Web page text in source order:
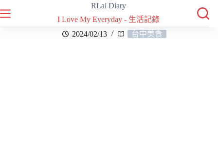
RLai Diary
I Love My Everyday - 生活記錄
2024/02/13
台中美食